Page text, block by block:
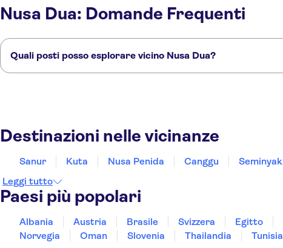
Nusa Dua: Domande Frequenti
Quali posti posso esplorare vicino Nusa Dua?
Destinazioni nelle vicinanze
Sanur Kuta Nusa Penida Canggu Seminyak
Leggi tutto
Paesi più popolari
Albania Austria Brasile Svizzera Egitto
Norvegia
Oman Slovenia Thailandia Tunisia